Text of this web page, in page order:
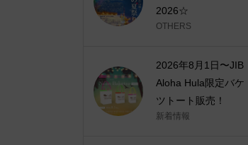
2026☆
OTHERS
2026年8月1日〜JIB
Aloha Hula限定バケ
ツトート販売！
新着情報